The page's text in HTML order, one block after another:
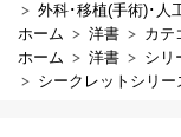
外科･移植(手術)･人
ホーム
洋書 カテ
ホーム
洋書 シリ
シークレットシリー